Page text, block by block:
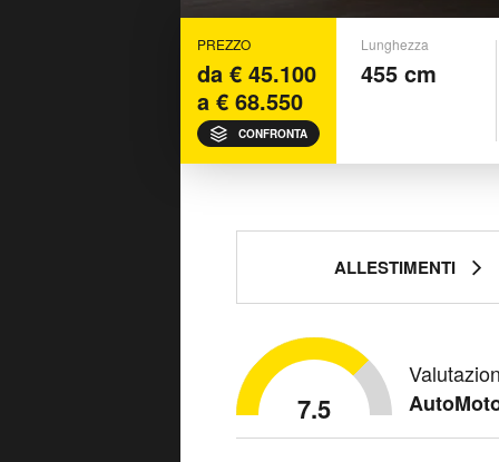
PREZZO
da € 45.100
a € 68.550
CONFRONTA
Lunghezza
455 cm
ALLESTIMENTI
7.5